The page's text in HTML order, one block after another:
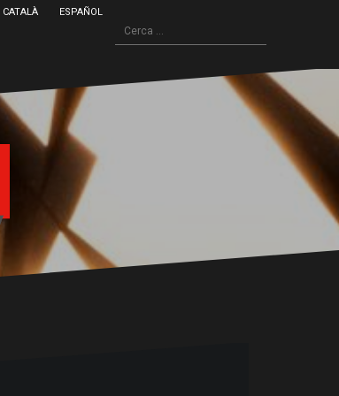
CATALÀ ESPAÑOL
Cerca: